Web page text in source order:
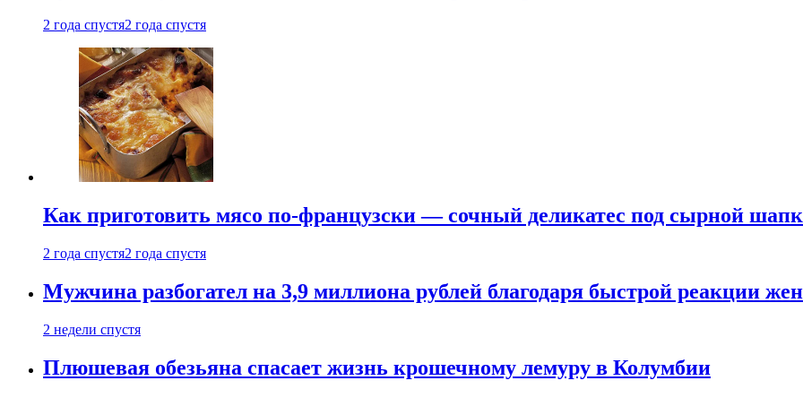
2 года спустя2 года спустя
Как приготовить мясо по-французски — сочный деликатес под сырной
2 года спустя2 года спустя
Мужчина разбогател на 3,9 миллиона рублей благодаря быстрой реакции
2 недели спустя
Плюшевая обезьяна спасает жизнь крошечному лемуру в Колумбии